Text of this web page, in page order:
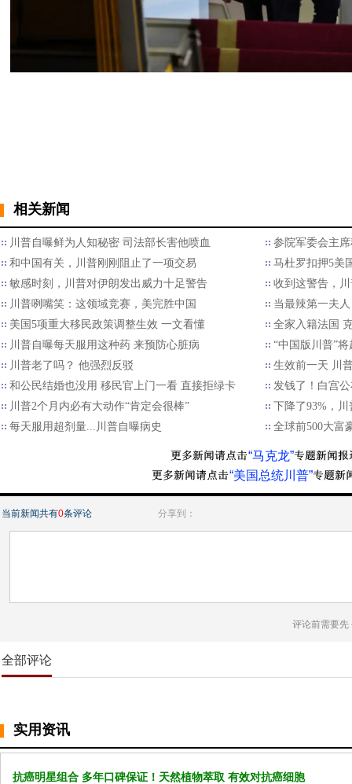
相关新闻
川普自曝鲜为人知秘密 司法部长害他喷血
参院军委会主
和中国有关，川普刚刚阻止了一项交易
马杜罗扣押5美
敏感时刻，川普对伊朗发出威力十足警告
收到这警告，
川普咧嘴笑：这领域竞赛，美完胜中国
当最辣第一夫
美国5项重大移民政策调整生效 一文看懂
全家入籍法国
川普自曝每天服用这种药 来预防心脏病
“中国版川普”
川普老了吗？ 他强烈反驳
生效前一天 川
和公民结婚也没用 移民官上门一看 直接拒绿卡
发钱了！白宫
川普2个月内必有大动作“肯定会很棒”
下降了93%，
每天服用超剂量...川普自曝病史
全球前500大富
“马克龙”
“美国总统川普”
当前新闻共有0条评论 分享到：
评论前需要先
全部评论
实用资讯
抗癌明星组合 多年口碑保证！天然植物萃取 有效对抗癌细胞